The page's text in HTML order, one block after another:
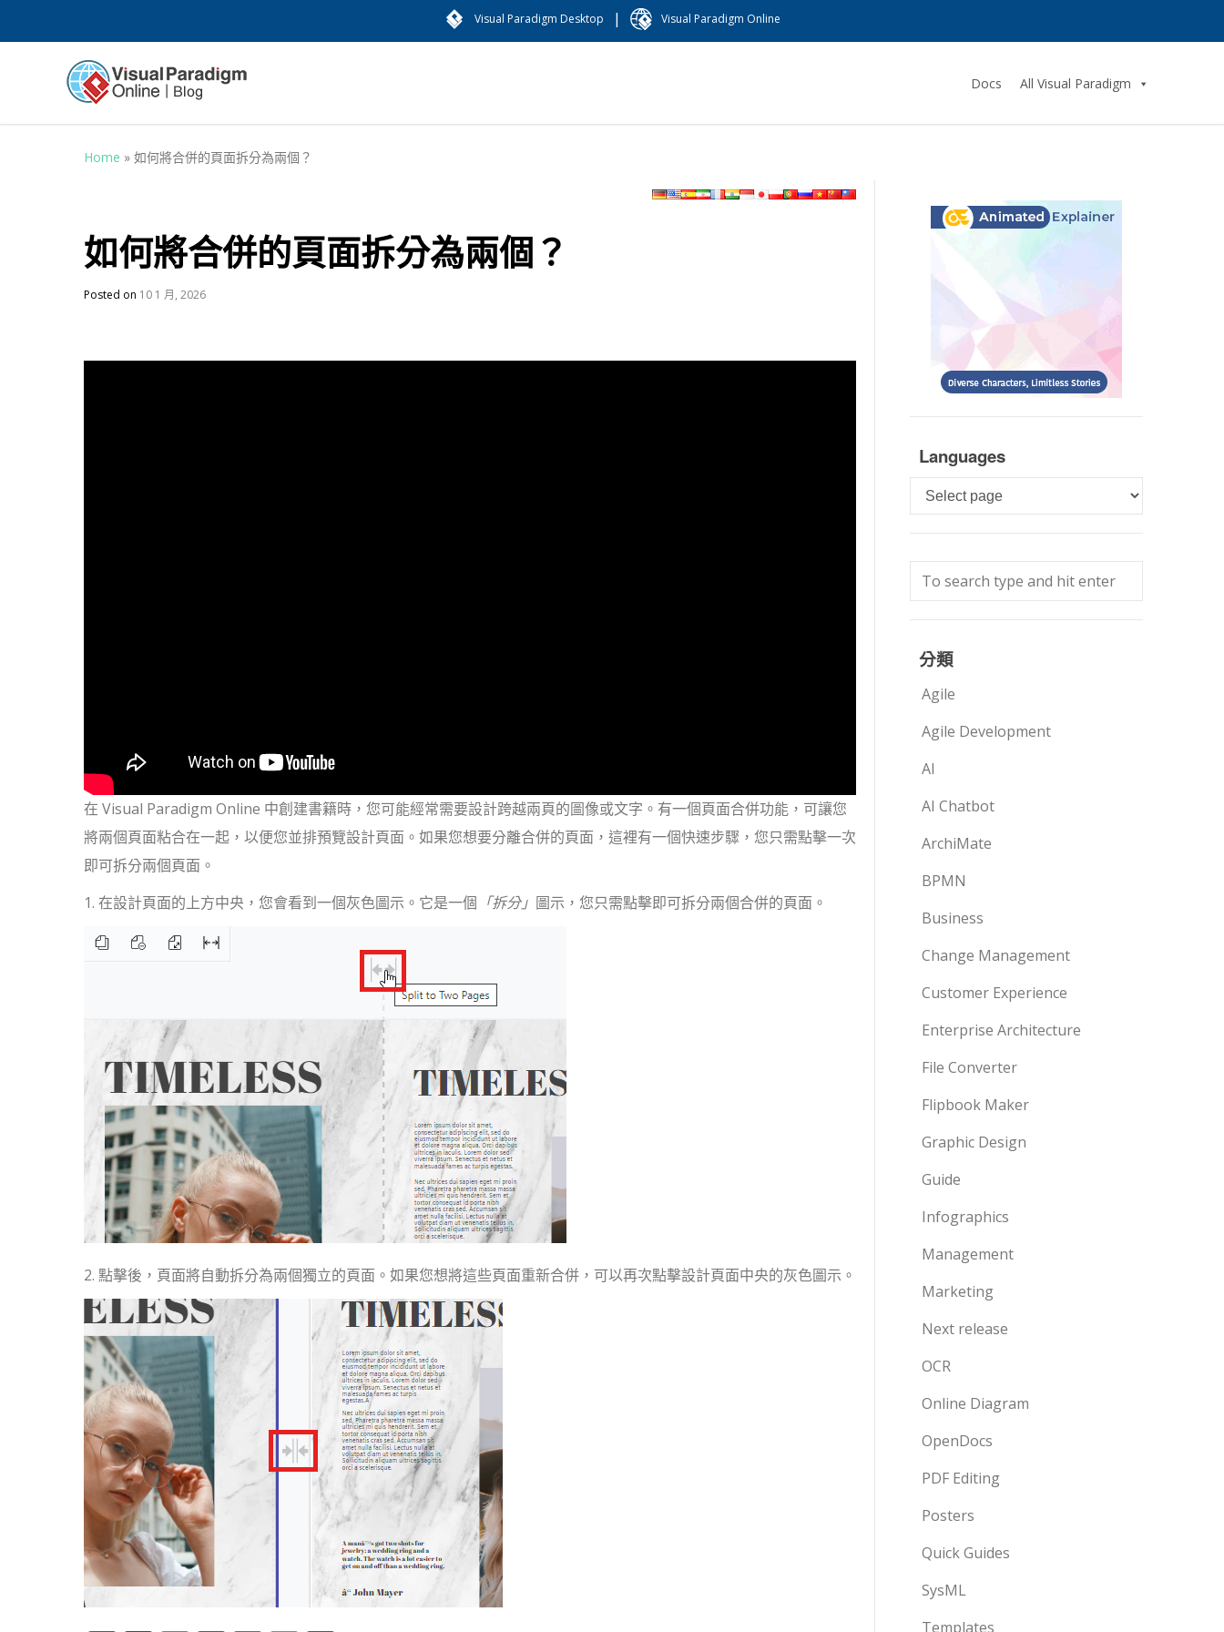
Visual Paradigm Desktop | Visual Paradigm Online
Docs All Visual Paradigm
Home » 如何將合併的頁面拆分為兩個？
如何將合併的頁面拆分為兩個？
Posted on 10 1 月, 2026
在 Visual Paradigm Online 中創建書籍時，您可能經常需要設計跨越兩頁的圖像或文字。有一個頁面合併功能，可讓您
將兩個頁面粘合在一起，以便您並排預覽設計頁面。如果您想要分離合併的頁面，這裡有一個快速步驟，您只需點擊一次
即可拆分兩個頁面。
1. 在設計頁面的上方中央，您會看到一個灰色圖示。它是一個 「拆分」 圖示，您只需點擊即可拆分兩個合併的頁面。
2. 點擊後，頁面將自動拆分為兩個獨立的頁面。如果您想將這些頁面重新合併，可以再次點擊設計頁面中央的灰色圖示。
Languages
Languages
分類
Agile
Agile Development
AI
AI Chatbot
ArchiMate
BPMN
Business
Change Management
Customer Experience
Enterprise Architecture
File Converter
Flipbook Maker
Graphic Design
Guide
Infographics
Management
Marketing
Next release
OCR
Online Diagram
OpenDocs
PDF Editing
Posters
Quick Guides
SysML
Templates